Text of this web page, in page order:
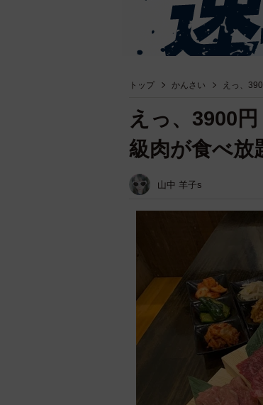
トップ かんさい えっ、
えっ、3900
級肉が食べ放
山中 羊子s